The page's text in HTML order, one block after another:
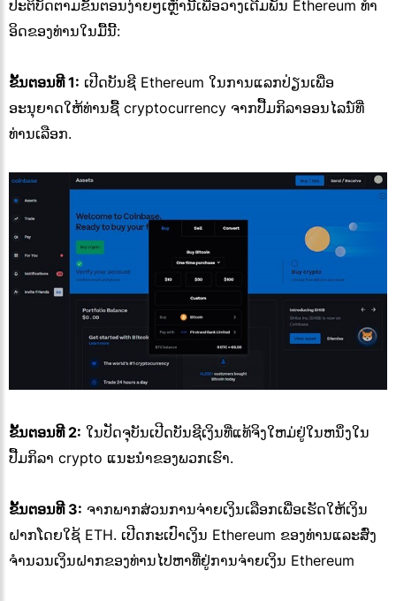
ປະຕິບັດຕາມຂັ້ນຕອນງ່າຍໆເຫຼົ່ານີ້ເພື່ອວາງເດີມພັນ Ethereum ທໍາ
ອິດຂອງທ່ານໃນມື້ນີ້:
ຂັ້ນຕອນທີ 1: ເປີດບັນຊີ Ethereum ໃນການແລກປ່ຽນເພື່ອ
ອະນຸຍາດໃຫ້ທ່ານຊື້ cryptocurrency ຈາກປື້ມກິລາອອນໄລນ໌ທີ່
ທ່ານເລືອກ.
ຂັ້ນຕອນທີ 2: ໃນປັດຈຸບັນເປີດບັນຊີເງິນທີ່ແທ້ຈິງໃຫມ່ຢູ່ໃນຫນຶ່ງໃນ
ປື້ມກິລາ crypto ແນະນໍາຂອງພວກເຮົາ.
ຂັ້ນຕອນທີ 3: ຈາກພາກສ່ວນການຈ່າຍເງິນເລືອກເພື່ອເຮັດໃຫ້ເງິນ
ຝາກໂດຍໃຊ້ ETH. ເປີດກະເປົາເງິນ Ethereum ຂອງທ່ານແລະສົ່ງ
ຈໍານວນເງິນຝາກຂອງທ່ານໄປຫາທີ່ຢູ່ການຈ່າຍເງິນ Ethereum